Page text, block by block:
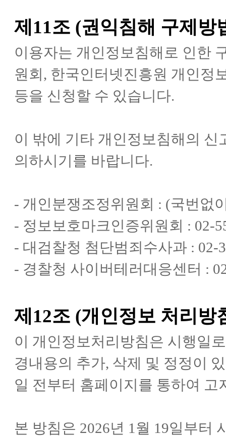
제11조 (권익침해 구제방
이용자는 개인정보침해로 인한
원회, 한국인터넷진흥원 개인정
등을 신청할 수 있습니다.
이 밖에 기타 개인정보침해의
의하시기를 바랍니다.
- 개인분쟁조정위원회 : (국번없
- 정보보호마크인증위원회 : 02-
- 대검찰청 첨단범죄수사과 : 02-
- 경찰청 사이버테러대응센터 :
제12조 (개인정보 처리방
이 개인정보처리방침은 시행일
경내용의 추가, 삭제 및 정정이
일 전부터 홈페이지를 통하여 고
본 방침은 2026년 1월 19일부터